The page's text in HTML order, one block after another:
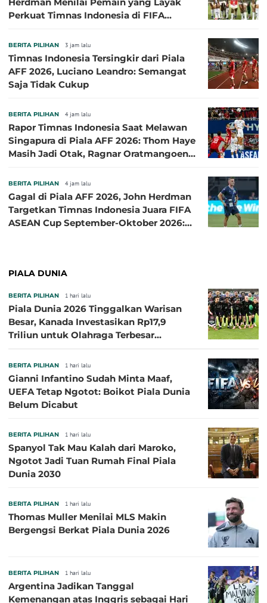
Perkuat Timnas Indonesia di FIFA
BERITA PILIHAN 3 jam lalu
Timnas Indonesia Tersingkir dari Piala
AFF 2026, Luciano Leandro: Semangat
Saja Tidak Cukup
BERITA PILIHAN 4 jam lalu
Rapor Timnas Indonesia Saat Melawan
Singapura di Piala AFF 2026: Thom Haye
Masih Jadi Otak, Ragnar Oratmangoen
BERITA PILIHAN 4 jam lalu
Gagal di Piala AFF 2026, John Herdman
Targetkan Timnas Indonesia Juara FIFA
ASEAN Cup September-Oktober 2026:
PIALA DUNIA
BERITA PILIHAN 1 hari lalu
Piala Dunia 2026 Tinggalkan Warisan
Besar, Kanada Investasikan Rp17,9
Triliun untuk Olahraga Terbesar
BERITA PILIHAN 1 hari lalu
Gianni Infantino Sudah Minta Maaf,
UEFA Tetap Ngotot: Boikot Piala Dunia
Belum Dicabut
BERITA PILIHAN 1 hari lalu
Spanyol Tak Mau Kalah dari Maroko,
Ngotot Jadi Tuan Rumah Final Piala
Dunia 2030
BERITA PILIHAN 1 hari lalu
Thomas Muller Menilai MLS Makin
Bergengsi Berkat Piala Dunia 2026
BERITA PILIHAN 1 hari lalu
Argentina Jadikan Tanggal
Kemenangan atas Inggris sebagai Hari